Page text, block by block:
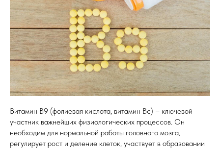
Витамин В9 (фолиевая кислота, витамин Вс) – ключевой
участник важнейших физиологических процессов. Он
необходим для нормальной работы головного мозга,
регулирует рост и деление клеток, участвует в образовании